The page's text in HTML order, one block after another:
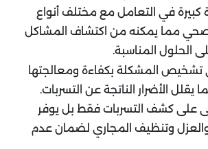
كبيرة في التعامل مع مختلف أنواع
مما يمكنه من اكتشاف المشاكل
الحلول المناسبة.
تشخيص المشكلة بكفاءة ومعالجتها
الأضرار الناتجة عن التسربات.
على كشف التسربات فقط بل يوفر
وتنظيف المجاري لضمان عدم